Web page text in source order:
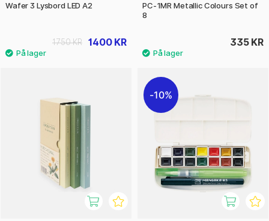
Wafer 3 Lysbord LED A2
1400 KR
1750 KR
PC-1MR Metallic Colours Set of
8
335 KR
10%